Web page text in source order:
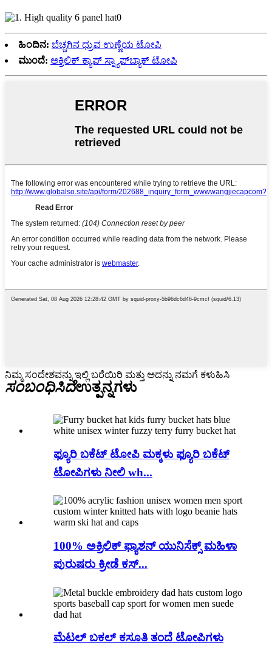
ಹಿಂದಿನ: ಬೆಚ್ಚಗಿನ ಧ್ರುವ ಉಣ್ಣೆಯ ಟೋಪಿ
ಮುಂದೆ: ಅಕ್ರಿಲಿಕ್ ಕ್ಯಾಪ್ ಸ್ನ್ಯಾಪ್‌ಬ್ಯಾಕ್ ಟೋಪಿ
ನಿಮ್ಮ ಸಂದೇಶವನ್ನು ಇಲ್ಲಿ ಬರೆಯಿರಿ ಮತ್ತು ಅದನ್ನು ನಮಗೆ ಕಳುಹಿಸಿ
ಸಂಬಂಧಿಸಿದೆಉತ್ಪನ್ನಗಳು
ಫ್ಯೂರಿ ಬಕೆಟ್ ಟೋಪಿ ಮಕ್ಕಳು ಫ್ಯೂರಿ ಬಕೆಟ್
ಟೋಪಿಗಳು ನೀಲಿ wh...
100% ಅಕ್ರಿಲಿಕ್ ಫ್ಯಾಶನ್ ಯುನಿಸೆಕ್ಸ್ ಮಹಿಳಾ
ಪುರುಷರು ಕ್ರೀಡೆ ಕಸ್...
ಮೆಟಲ್ ಬಕಲ್ ಕಸೂತಿ ತಂದೆ ಟೋಪಿಗಳು